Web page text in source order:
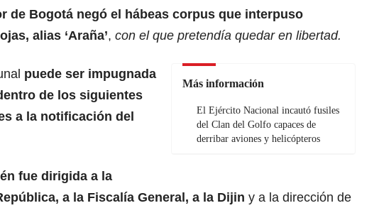
de Bogotá negó el hábeas corpus que interpuso
alias ‘Araña’, con el que pretendía quedar en libertad.
Más información
El Ejército Nacional incautó fusiles
del Clan del Golfo capaces de
derribar aviones y helicópteros
puede ser impugnada
de los siguientes
a la notificación del
fue dirigida a la
a la Fiscalía General , a la Dijin y a la dirección de